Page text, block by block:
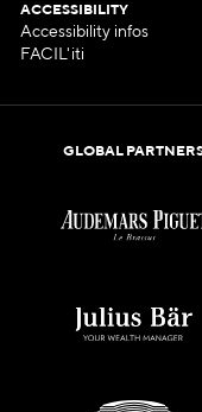
ACCESSIBILITY
Accessibility infos
FACIL'iti
GLOBAL